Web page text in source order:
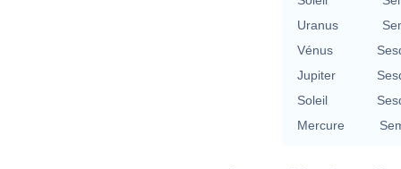
Uranus
Vénus
Jupiter
Soleil
Mercure